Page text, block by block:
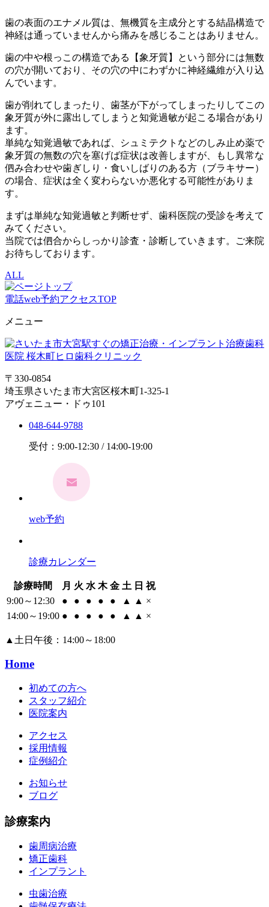
歯の表面のエナメル質は、無機質を主成分とする結晶構造で
神経は通っていませんから痛みを感じることはありません。
歯の中や根っこの構造である【象牙質】という部分には無数
の穴が開いており、その穴の中にわずかに神経繊維が入り込
んでいます。
歯が削れてしまったり、歯茎が下がってしまったりしてこの
象牙質が外に露出してしまうと知覚過敏が起こる場合があり
ます。
単純な知覚過敏であれば、シュミテクトなどのしみ止め薬で
象牙質の無数の穴を塞げば症状は改善しますが、もし異常な
伵み合わせや歯ぎしり・食いしばりのある方（ブラキサー）
の場合、症状は全く変わらないか悪化する可能性がありま
す。
まずは単純な知覚過敏と判断せず、歯科医院の受診を考えて
みてください。
当院では伵合からしっかり診査・診断していきます。ご来院
お待ちしております。
ALL
電話web予約アクセスTOP
メニュー
〒330-0854
埼玉県さいたま市大宮区桜木町1-325-1
アヴェニュー・ドゥ101
048-644-9788
受付：9:00-12:30 / 14:00-19:00
web予約
診療カレンダー
診療時間 月 火 水 木 金 土 日 祝
9:00～12:30
● ● ● ● ● ▲ ▲ ×
14:00～19:00 ● ● ● ● ● ▲ ▲ ×
▲ 土日午後：14:00～18:00
Home
初めての方へ
スタッフ紹介
医院案内
アクセス
採用情報
症例紹介
お知らせ
ブログ
診療案内
歯周病治療
矯正歯科
インプラント
虫歯治療